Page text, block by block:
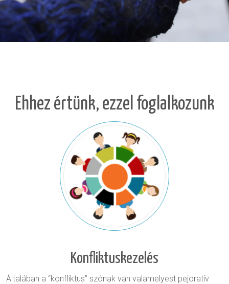
Ehhez értünk, ezzel foglalkozunk
Konfliktuskezelés
Általában a “konfliktus” szónak van valamelyest pejoratív